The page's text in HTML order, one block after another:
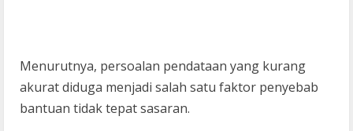
Menurutnya, persoalan pendataan yang kurang
akurat diduga menjadi salah satu faktor penyebab
bantuan tidak tepat sasaran.